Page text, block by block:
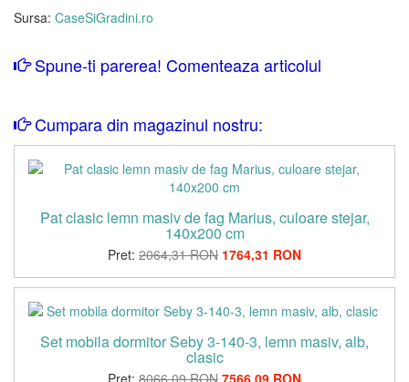
Sursa: CaseSiGradini.ro
Spune-ti parerea! Comenteaza articolul
Cumpara din magazinul nostru:
Pat clasic lemn masiv de fag Marius, culoare stejar,
140x200 cm
Pret: 2064,31 RON 1764,31 RON
Set mobila dormitor Seby 3-140-3, lemn masiv, alb,
clasic
Pret: 8066,09 RON 7566,09 RON